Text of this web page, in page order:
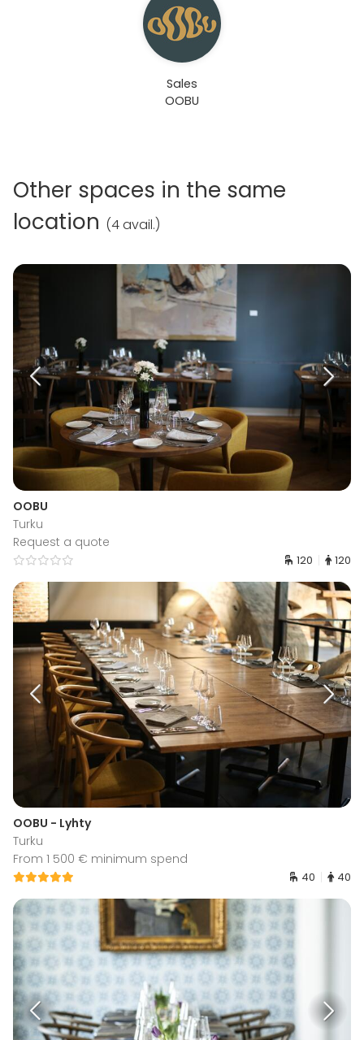
Sales
OOBU
Other spaces in the same
location (4 avail.)
OOBU
Turku
Request a quote
120 120
OOBU - Lyhty
Turku
From 1 500 € minimum spend
40 40